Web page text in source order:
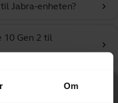
Om
Jabra-enheten? chevron_right
10 Gen 2 til
chevron_right
Elite 10 Gen 2 - Gloss